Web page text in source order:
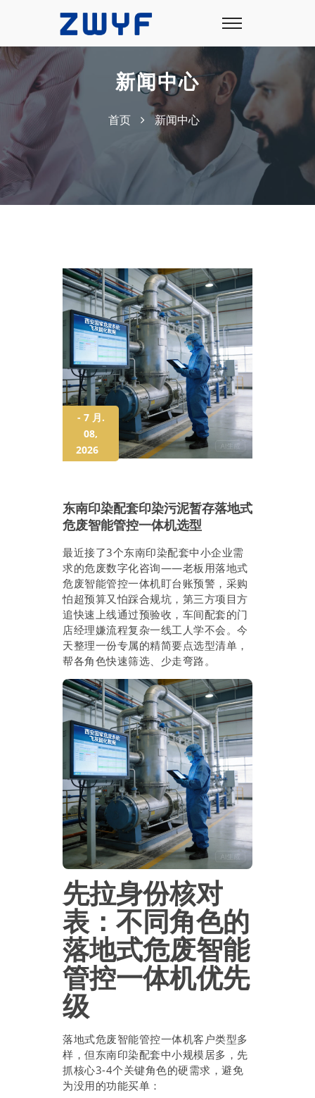
新闻中心
首页 新闻中心
- 7 月.
08,
2026
东南印染配套印染污泥暂存落地式
危废智能管控一体机选型
最近接了3个东南印染配套中小企业需
求的危废数字化咨询——老板用落地式
危废智能管控一体机盯台账预警，采购
怕超预算又怕踩合规坑，第三方项目方
追快速上线通过预验收，车间配套的门
店经理嫌流程复杂一线工人学不会。今
天整理一份专属的精简要点选型清单，
帮各角色快速筛选、少走弯路。
先拉身份核对
表：不同角色的
落地式危废智能
管控一体机优先
级
落地式危废智能管控一体机客户类型多
样，但东南印染配套中小规模居多，先
抓核心3-4个关键角色的硬需求，避免
为没用的功能买单：